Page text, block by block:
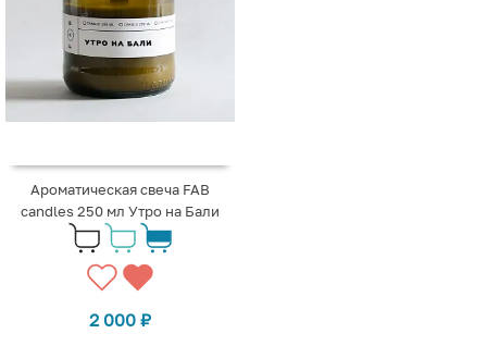
Ароматическая свеча FAB
candles 250 мл Утро на Бали
2 000 ₽